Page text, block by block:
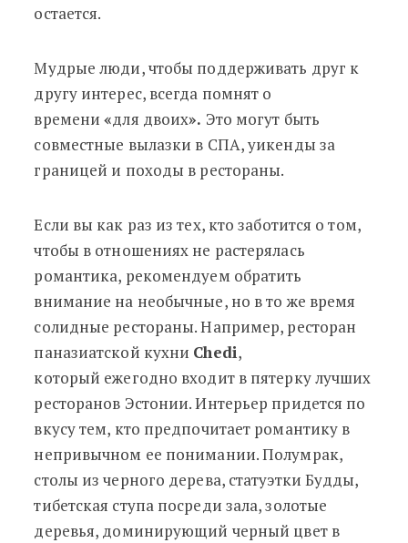
остается.
Мудрые люди, чтобы поддерживать друг к
другу интерес, всегда помнят о
времени«для двоих». Это могут быть
совместные вылазки в СПА, уикенды за
границей и походы в рестораны.
Если вы как раз из тех, кто заботится о том,
чтобы в отношениях не растерялась
романтика, рекомендуем обратить
внимание на необычные, но в то же время
солидные рестораны. Например, ресторан
паназиатской кухни Chedi,
который ежегодно входит в пятерку лучших
ресторанов Эстонии. Интерьер придется по
вкусу тем, кто предпочитает романтику в
непривычном ее понимании. Полумрак,
столы из черного дерева, статуэтки Будды,
тибетская ступа посреди зала, золотые
деревья, доминирующий черный цвет в